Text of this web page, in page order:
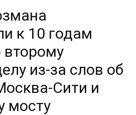
к 10 годам
второму
из-за слов об
Сити и
мосту